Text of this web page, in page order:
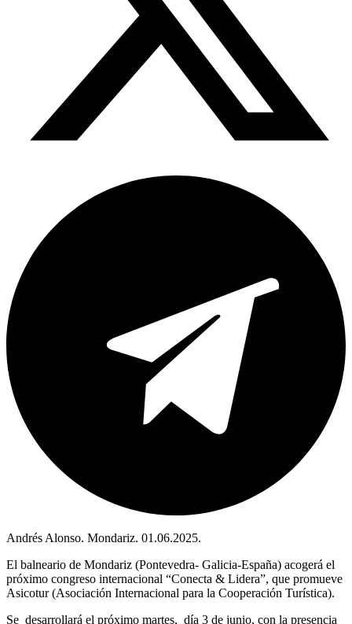
Andrés Alonso. Mondariz. 01.06.2025.
El balneario de Mondariz (Pontevedra- Galicia-España) acogerá el
próximo congreso internacional “Conecta & Lidera”, que promueve
Asicotur (Asociación Internacional para la Cooperación Turística).
Se desarrollará el próximo martes, día 3 de junio, con la presencia